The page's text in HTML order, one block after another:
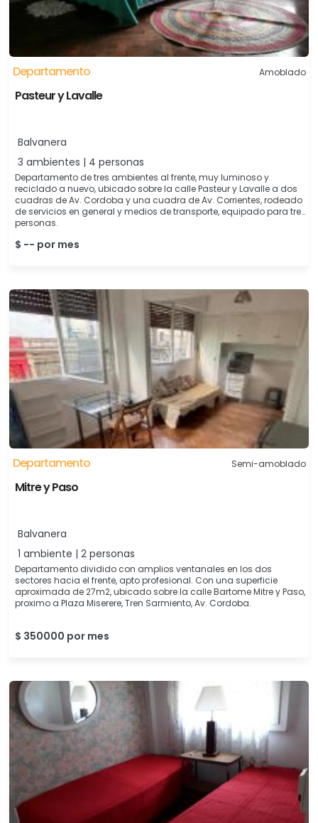
Departamento Amoblado
Pasteur y Lavalle
Balvanera
3 ambientes | 4 personas
Departamento de tres ambientes al frente, muy luminoso y
reciclado a nuevo, ubicado sobre la calle Pasteur y Lavalle a dos
cuadras de Av. Cordoba y una cuadra de Av. Corrientes, rodeado
de servicios en general y medios de transporte, equipado para tres
personas.
$ -- por mes
Departamento Semi-amoblado
Mitre y Paso
Balvanera
1 ambiente | 2 personas
Departamento dividido con amplios ventanales en los dos
sectores hacia el frente, apto profesional. Con una superficie
aproximada de 27m2, ubicado sobre la calle Bartome Mitre y Paso,
proximo a Plaza Miserere, Tren Sarmiento, Av. Cordoba.
$ 350000 por mes